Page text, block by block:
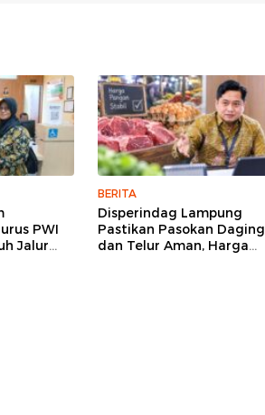
PWI
Jalur
BERITA
Disperindag Lampung
Pastikan Pasokan Daging
dan Telur Aman, Harga